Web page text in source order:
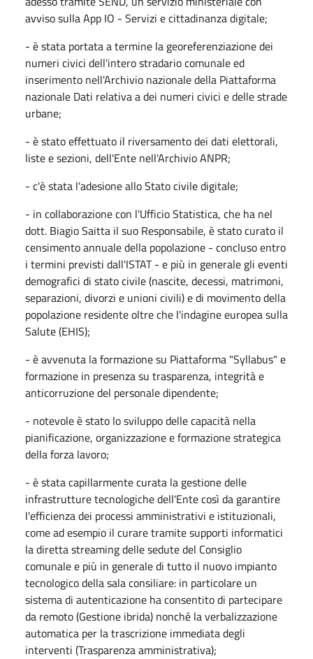
avviso sulla App IO - Servizi e cittadinanza digitale;
- è stata portata a termine la georeferenziazione dei
numeri civici dell'intero stradario comunale ed
inserimento nell'Archivio nazionale della Piattaforma
nazionale Dati relativa a dei numeri civici e delle strade
urbane;
- è stato effettuato il riversamento dei dati elettorali,
liste e sezioni, dell'Ente nell'Archivio ANPR;
- c'è stata l'adesione allo Stato civile digitale;
- in collaborazione con l'Ufficio Statistica, che ha nel
dott. Biagio Saitta il suo Responsabile, è stato curato il
censimento annuale della popolazione - concluso entro
i termini previsti dall'ISTAT - e più in generale gli eventi
demografici di stato civile (nascite, decessi, matrimoni,
separazioni, divorzi e unioni civili) e di movimento della
popolazione residente oltre che l'indagine europea sulla
Salute (EHIS);
- è avvenuta la formazione su Piattaforma "Syllabus" e
formazione in presenza su trasparenza, integrità e
anticorruzione del personale dipendente;
- notevole è stato lo sviluppo delle capacità nella
pianificazione, organizzazione e formazione strategica
della forza lavoro;
- è stata capillarmente curata la gestione delle
infrastrutture tecnologiche dell'Ente così da garantire
l'efficienza dei processi amministrativi e istituzionali,
come ad esempio il curare tramite supporti informatici
la diretta streaming delle sedute del Consiglio
comunale e più in generale di tutto il nuovo impianto
tecnologico della sala consiliare: in particolare un
sistema di autenticazione ha consentito di partecipare
da remoto (Gestione ibrida) nonché la verbalizzazione
automatica per la trascrizione immediata degli
interventi (Trasparenza amministrativa);